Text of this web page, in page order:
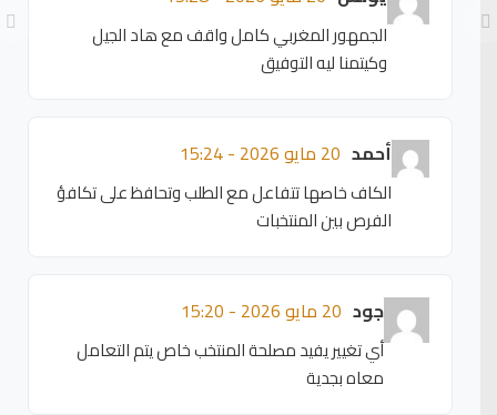
الجمهور المغربي كامل واقف مع هاد الجيل
وكيتمنا ليه التوفيق
أحمد 20 مايو 2026 - 15:24
الكاف خاصها تتفاعل مع الطلب وتحافظ على تكافؤ
الفرص بين المنتخبات
جود 20 مايو 2026 - 15:20
أي تغيير يفيد مصلحة المنتخب خاص يتم التعامل
معاه بجدية